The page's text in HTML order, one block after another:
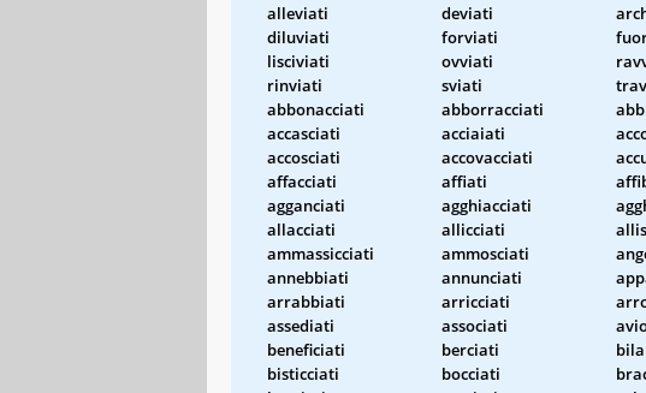
alleviati deviati
diluviati
forviati
lisciviati
ovviati
rinviati
sviati
abbonacciati
abborracciati
accasciati
acciaiati
accosciati
accovacciati
affacciati
affiati
agganciati
agghiacciati
allacciati
allicciati
ammassicciati
ammosciati
annebbiati
annunciati
arrabbiati
arricciati
assediati
associati
beneficiati
berciati
bisticciati
bocciati